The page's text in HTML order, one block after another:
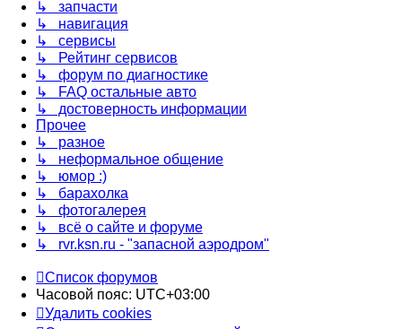
↳ запчасти
↳ навигация
↳ сервисы
↳ Рейтинг сервисов
↳ форум по диагностике
↳ FAQ остальные авто
↳ достоверность информации
Прочее
↳ разное
↳ неформальное общение
↳ юмор :)
↳ барахолка
↳ фотогалерея
↳ всё о сайте и форуме
↳ rvr.ksn.ru - "запасной аэродром"
Список форумов
Часовой пояс: UTC+03:00
Удалить cookies